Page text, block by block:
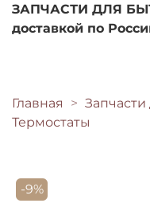
ЗАПЧАСТИ ДЛЯ
доставкой
Главная
Термостаты
-9%